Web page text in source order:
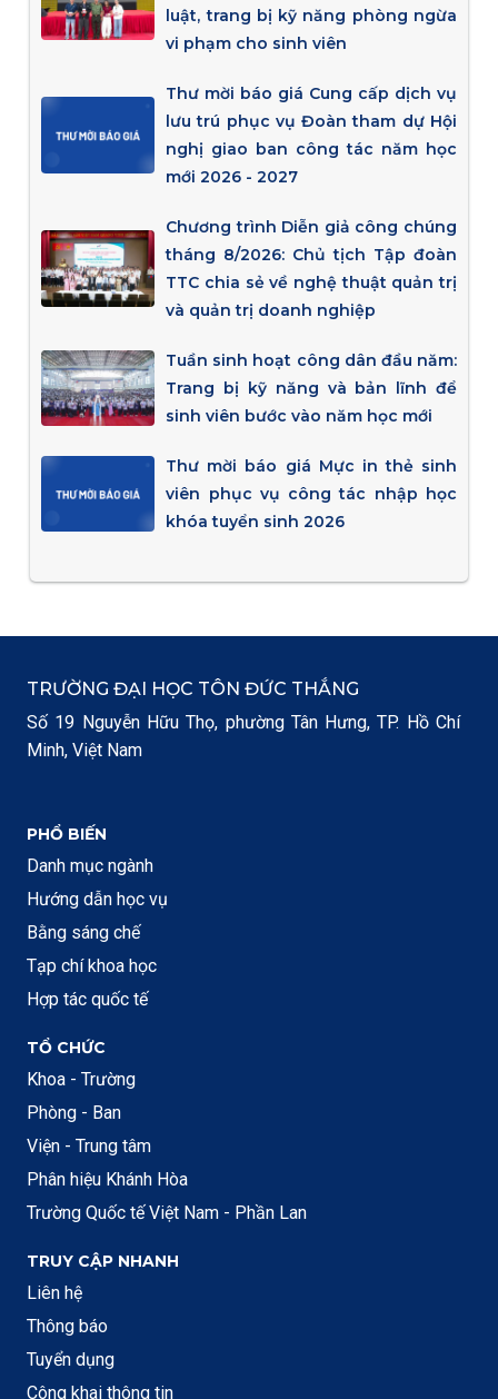
luật, trang bị kỹ năng phòng ngừa
vi phạm cho sinh viên
Thư mời báo giá Cung cấp dịch vụ
lưu trú phục vụ Đoàn tham dự Hội
nghị giao ban công tác năm học
mới 2026 - 2027
Chương trình Diễn giả công chúng
tháng 8/2026: Chủ tịch Tập đoàn
TTC chia sẻ về nghệ thuật quản trị
và quản trị doanh nghiệp
Tuần sinh hoạt công dân đầu năm:
Trang bị kỹ năng và bản lĩnh để
sinh viên bước vào năm học mới
Thư mời báo giá Mực in thẻ sinh
viên phục vụ công tác nhập học
khóa tuyển sinh 2026
TRƯỜNG ĐẠI HỌC TÔN ĐỨC THẮNG
Số 19 Nguyễn Hữu Thọ, phường Tân Hưng, TP. Hồ Chí
Minh, Việt Nam
PHỔ BIẾN
Danh mục ngành
Hướng dẫn học vụ
Bằng sáng chế
Tạp chí khoa học
Hợp tác quốc tế
TỔ CHỨC
Khoa - Trường
Phòng - Ban
Viện - Trung tâm
Phân hiệu Khánh Hòa
Trường Quốc tế Việt Nam - Phần Lan
TRUY CẬP NHANH
Liên hệ
Thông báo
Tuyển dụng
Công khai thông tin